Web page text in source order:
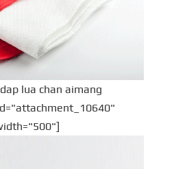
lua chan aimang